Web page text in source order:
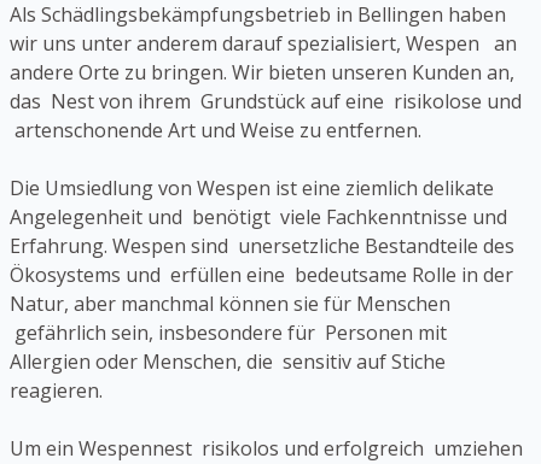
Als Schädlingsbekämpfungsbetrieb in Bellingen haben
wir uns unter anderem darauf spezialisiert, Wespen an
andere Orte zu bringen. Wir bieten unseren Kunden an,
das Nest von ihrem Grundstück auf eine risikolose und
artenschonende Art und Weise zu entfernen.
Die Umsiedlung von Wespen ist eine ziemlich delikate
Angelegenheit und benötigt viele Fachkenntnisse und
Erfahrung. Wespen sind unersetzliche Bestandteile des
Ökosystems und erfüllen eine bedeutsame Rolle in der
Natur, aber manchmal können sie für Menschen
gefährlich sein, insbesondere für Personen mit
Allergien oder Menschen, die sensitiv auf Stiche
reagieren.
Um ein Wespennest risikolos und erfolgreich umziehen